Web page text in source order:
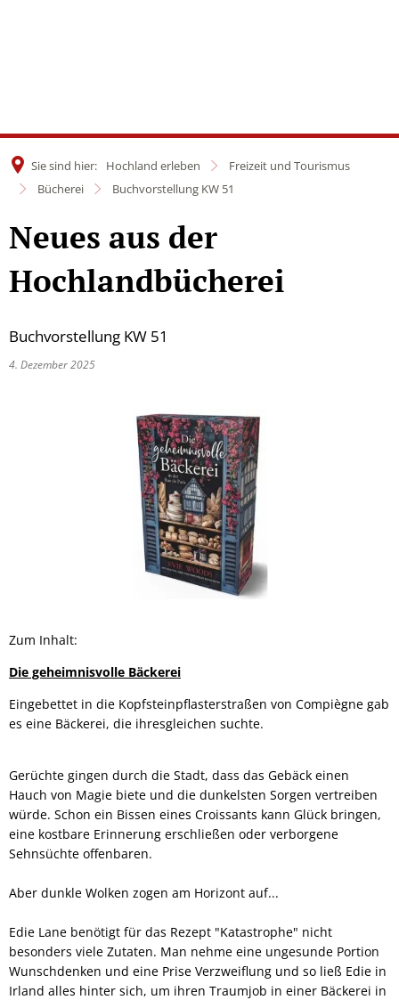
Sie sind hier: Hochland erleben
Freizeit und Tourismus
Bücherei
Buchvorstellung KW 51
Neues aus der
Hochlandbücherei
Buchvorstellung KW 51
4. Dezember 2025
Zum Inhalt:
Die geheimnisvolle Bäckerei
Eingebettet in die Kopfsteinpflasterstraßen von Compiègne gab
es eine Bäckerei, die ihresgleichen suchte.
Gerüchte gingen durch die Stadt, dass das Gebäck einen
Hauch von Magie biete und die dunkelsten Sorgen vertreiben
würde. Schon ein Bissen eines Croissants kann Glück bringen,
eine kostbare Erinnerung erschließen oder verborgene
Sehnsüchte offenbaren.
Aber dunkle Wolken zogen am Horizont auf...
Edie Lane benötigt für das Rezept "Katastrophe" nicht
besonders viele Zutaten. Man nehme eine ungesunde Portion
Wunschdenken und eine Prise Verzweiflung und so ließ Edie in
Irland alles hinter sich, um ihren Traumjob in einer Bäckerei in